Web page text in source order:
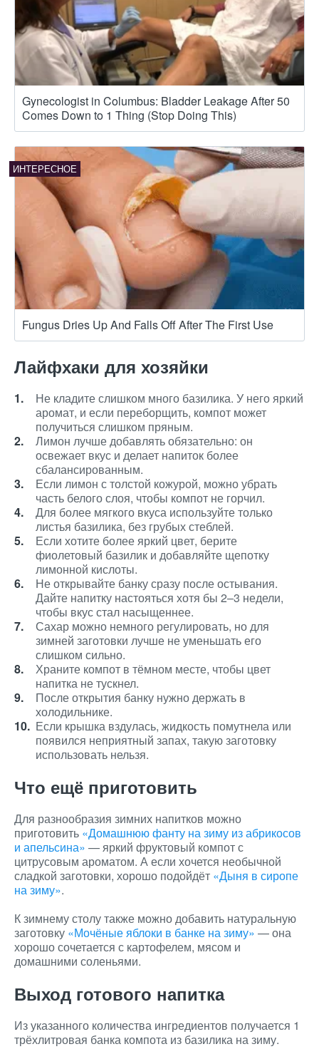
Gynecologist in Columbus: Bladder Leakage After 50
Comes Down to 1 Thing (Stop Doing This)
Fungus Dries Up And Falls Off After The First Use
Лайфхаки для хозяйки
Не кладите слишком много базилика. У него яркий
аромат, и если переборщить, компот может
получиться слишком пряным.
Лимон лучше добавлять обязательно: он
освежает вкус и делает напиток более
сбалансированным.
Если лимон с толстой кожурой, можно убрать
часть белого слоя, чтобы компот не горчил.
Для более мягкого вкуса используйте только
листья базилика, без грубых стеблей.
Если хотите более яркий цвет, берите
фиолетовый базилик и добавляйте щепотку
лимонной кислоты.
Не открывайте банку сразу после остывания.
Дайте напитку настояться хотя бы 2–3 недели,
чтобы вкус стал насыщеннее.
Сахар можно немного регулировать, но для
зимней заготовки лучше не уменьшать его
слишком сильно.
Храните компот в тёмном месте, чтобы цвет
напитка не тускнел.
После открытия банку нужно держать в
холодильнике.
Если крышка вздулась, жидкость помутнела или
появился неприятный запах, такую заготовку
использовать нельзя.
Что ещё приготовить
Для разнообразия зимних напитков можно
приготовить «Домашнюю фанту на зиму из абрикосов
и апельсина» — яркий фруктовый компот с
цитрусовым ароматом. А если хочется необычной
сладкой заготовки, хорошо подойдёт «Дыня в сиропе
на зиму».
К зимнему столу также можно добавить натуральную
заготовку «Мочёные яблоки в банке на зиму» — она
хорошо сочетается с картофелем, мясом и
домашними соленьями.
Выход готового напитка
Из указанного количества ингредиентов получается 1
трёхлитровая банка компота из базилика на зиму.